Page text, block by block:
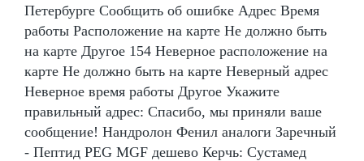
Петербурге Сообщить об ошибке Адрес Время
работы Расположение на карте Не должно быть
на карте Другое 154 Неверное расположение на
карте Не должно быть на карте Неверный адрес
Неверное время работы Другое Укажите
правильный адрес: Спасибо, мы приняли ваше
сообщение! Нандролон Фенил аналоги Заречный
- Пептид PEG MGF дешево Керчь: Сустамед